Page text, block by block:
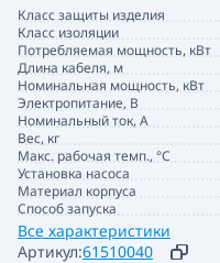
Артикул:61510040
Класс защиты изделия
Класс изоляции
Потребляемая мощность, кВт
Длина кабеля, м
Номинальная мощность, кВт
Электропитание, В
Номинальный ток, А
Вес, кг
Макс. рабочая темп., °С
Установка насоса
Материал корпуса
Способ запуска
Все характеристики